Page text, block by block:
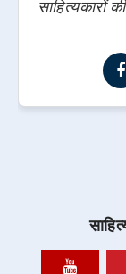
साहित्यकारों